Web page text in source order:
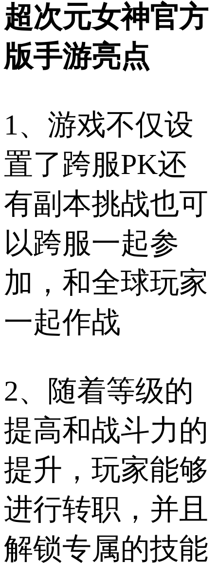
超次元女神官方
版手游亮点
1、游戏不仅设
置了跨服PK还
有副本挑战也可
以跨服一起参
加，和全球玩家
一起作战
2、随着等级的
提高和战斗力的
提升，玩家能够
进行转职，并且
解锁专属的技能